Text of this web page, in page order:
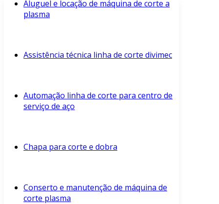
Aluguel e locação de máquina de corte a
plasma
Assistência técnica linha de corte divimec
Automação linha de corte para centro de
serviço de aço
Chapa para corte e dobra
Conserto e manutenção de máquina de
corte plasma